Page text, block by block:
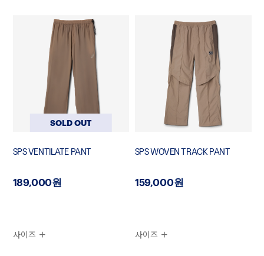
SOLD OUT
SPS VENTILATE PANT
189,000원
사이즈
SPS WOVEN TRACK PANT
159,000원
사이즈